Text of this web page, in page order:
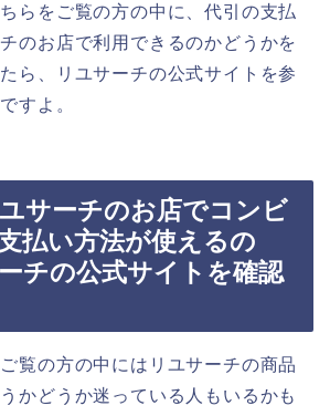
らをご覧の方の中に、代引の支払
のお店で利用できるのかどうかを
ら、リユサーチの公式サイトを参
すよ。
サーチのお店でコンビ
払い方法が使えるの
チの公式サイトを確認
覧の方の中にはリユサーチの商品
かどうか迷っている人もいるかも